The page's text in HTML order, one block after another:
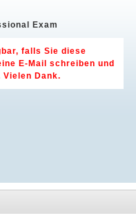
Exam
falls Sie diese
E-Mail schreiben und
Vielen Dank.